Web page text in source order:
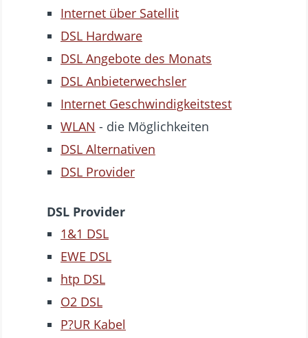
Internet über Satellit
DSL Hardware
DSL Angebote des Monats
DSL Anbieterwechsler
Internet Geschwindigkeitstest
WLAN - die Möglichkeiten
DSL Alternativen
DSL Provider
DSL Provider
1&1 DSL
EWE DSL
htp DSL
O2 DSL
P?UR Kabel